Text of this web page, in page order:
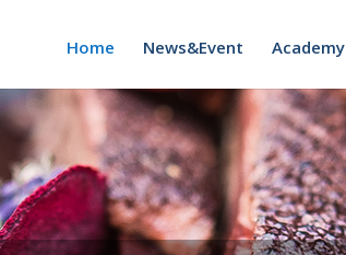
Home News&Event Academy